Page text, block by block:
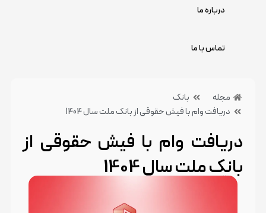
درباره ما
تماس با ما
مجله
بانک
دریافت وام با فیش حقوقی از بانک ملت سال 1404
دریافت وام با فیش حقوقی از
بانک ملت سال 1404